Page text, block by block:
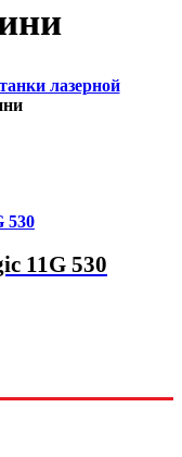
лазерной
11G 530